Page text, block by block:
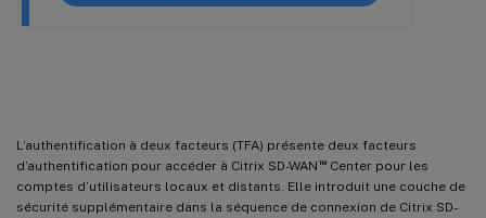
L’authentification à deux facteurs (TFA) présente deux facteurs
d’authentification pour accéder à Citrix SD-WAN ™Center pour les
comptes d’utilisateurs locaux et distants. Elle introduit une couche de
sécurité supplémentaire dans la séquence de connexion de Citrix SD-